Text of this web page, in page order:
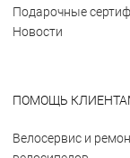
Подарочные
Новости
ПОМОЩЬ
Велосервис и